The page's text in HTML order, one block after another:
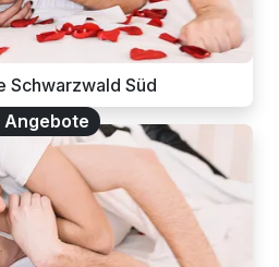
Schwarzwald Süd
Angebote